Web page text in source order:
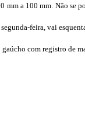
a 100 mm. Não se
feira, vai
com registro de